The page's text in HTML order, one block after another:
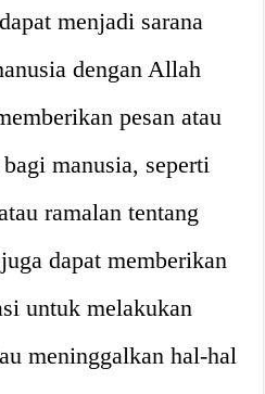
menjadi sarana
dengan Allah
pesan atau
manusia, seperti
ramalan tentang
dapat memberikan
untuk melakukan
meninggalkan hal-hal